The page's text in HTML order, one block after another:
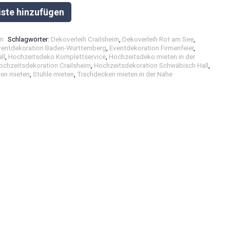
hinzufügen
Schlagwörter: Dekoverleih Crailsheim Dekoverleih Rot am See,
Baden-Württemberg Eventdekoration Firmenfeier,
Hochzeitsdeko Komplettservice Hochzeitsdeko mieten in der
Crailsheim Hochzeitsdekoration Schwäbisch Hall
mieten ,Stühle mieten Tischdecken mieten in der Nähe